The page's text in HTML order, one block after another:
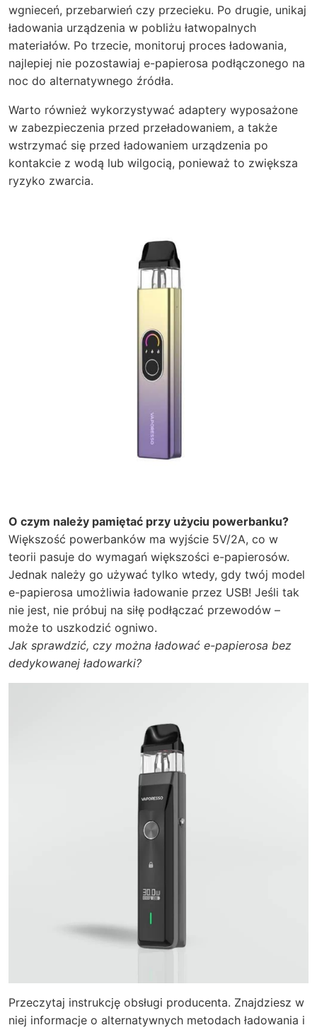
wgnieceń, przebarwień czy przecieku. Po drugie, unikaj
ładowania urządzenia w pobliżu łatwopalnych
materiałów. Po trzecie, monitoruj proces ładowania,
najlepiej nie pozostawiaj e-papierosa podłączonego na
noc do alternatywnego źródła.
Warto również wykorzystywać adaptery wyposażone
w zabezpieczenia przed przeładowaniem, a także
wstrzymać się przed ładowaniem urządzenia po
kontakcie z wodą lub wilgocią, ponieważ to zwiększa
ryzyko zwarcia.
O czym należy pamiętać przy użyciu powerbanku?
Większość powerbanków ma wyjście 5V/2A, co w
teorii pasuje do wymagań większości e-papierosów.
Jednak należy go używać tylko wtedy, gdy twój model
e-papierosa umożliwia ładowanie przez USB! Jeśli tak
nie jest, nie próbuj na siłę podłączać przewodów –
może to uszkodzić ogniwo.
Jak sprawdzić, czy można ładować e-papierosa bez
dedykowanej ładowarki?
Przeczytaj instrukcję obsługi producenta. Znajdziesz w
niej informacje o alternatywnych metodach ładowania i